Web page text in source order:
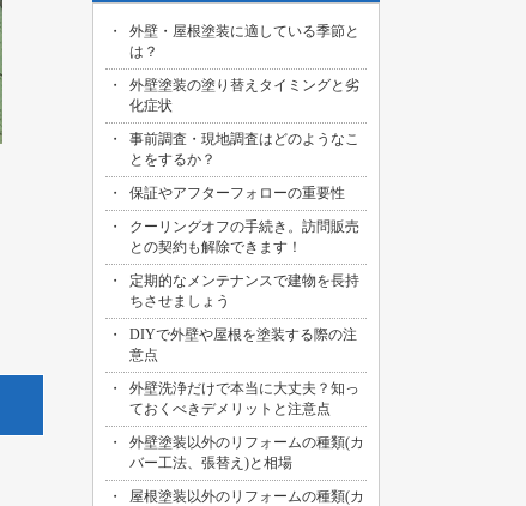
塗装工事の御見積依頼を頂きました！
2026/07/31
名古屋市守山区のお客様より、屋根塗装
工事の御見積依頼を頂きました！
2026/07/29
愛知県知多市のお客様より、外壁塗装・
ベランダ防水工事の御見積依頼を頂きま
した！
2026/07/29
名古屋市中川区のお客様より、外壁その
他塗装工事の御見積依頼を頂きました！
2026/07/31
海部郡大治町のお客様より、屋根・外壁
その他塗装工事の御見積依頼を頂きまし
た！
2026/07/30
名古屋市名東区のお客様より、屋上バル
コニー防水工事の御見積依頼を頂きまし
外壁・屋根塗装に適している季節と
は？
外壁塗装の塗り替えタイミングと劣
化症状
事前調査・現地調査はどのようなこ
とをするか？
保証やアフターフォローの重要性
クーリングオフの手続き。訪問販売
との契約も解除できます！
定期的なメンテナンスで建物を長持
ちさせましょう
DIYで外壁や屋根を塗装する際の注
意点
外壁洗浄だけで本当に大丈夫？知っ
ておくべきデメリットと注意点
外壁塗装以外のリフォームの種類(カ
バー工法、張替え)と相場
屋根塗装以外のリフォームの種類(カ